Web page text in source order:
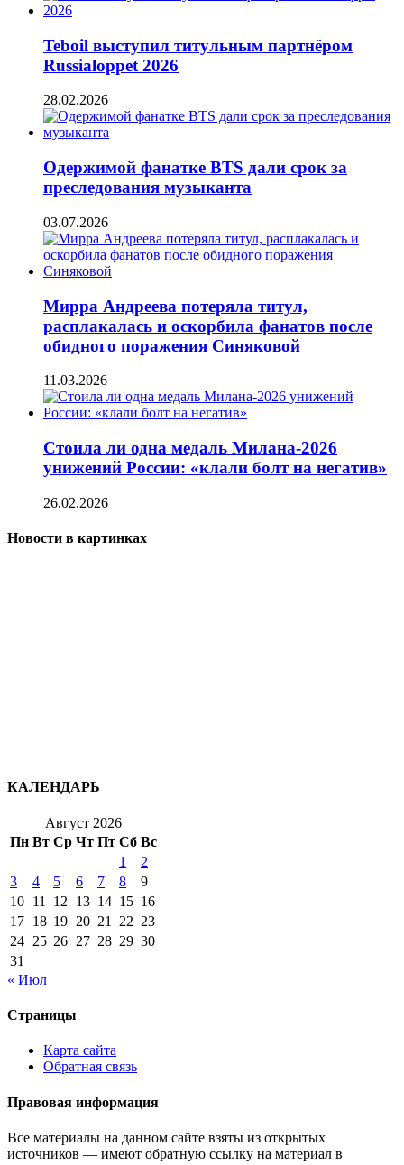
Teboil выступил титульным партнёром
Russialoppet 2026
28.02.2026
Одержимой фанатке BTS дали срок за
преследования музыканта
03.07.2026
Мирра Андреева потеряла титул,
расплакалась и оскорбила фанатов после
обидного поражения Синяковой
11.03.2026
Стоила ли одна медаль Милана-2026
унижений России: «клали болт на негатив»
26.02.2026
Новости в картинках
КАЛЕНДАРЬ
Август 2026
Пн Вт Ср Чт Пт Сб Вс
1
2
3
4 5 6 7 8
9
10 11 12 13 14 15 16
17 18 19 20 21 22 23
24 25 26 27 28 29 30
31
« Июл
Страницы
Карта сайта
Обратная связь
Правовая информация
Все материалы на данном сайте взяты из открытых
источников — имеют обратную ссылку на материал в